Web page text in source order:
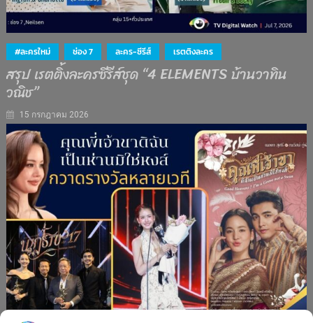
#ละครใหม่ ช่อง 7 ละคร-ซีรีส์ เรตติงละคร
สรุป เรตติ้งละครซีรีส์ชุด “4 ELEMENTS บ้านวาทิน
วณิช”
15 กรกฎาคม 2026